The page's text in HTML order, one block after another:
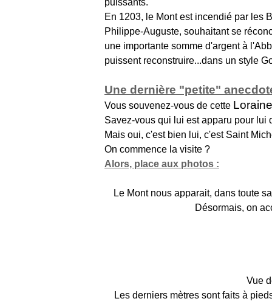
puissants.
En 1203, le Mont est incendié par les
Philippe-Auguste, souhaitant se
une importante somme d'argent à
puissent reconstruire...dans un style
Une dernière "petite"
Vous souvenez-vous de cette
Savez-vous qui lui est apparu pour lui
Mais oui, c'est bien lui, c'est Saint
On commence la visite ?
Alors, place aux photos :
Le Mont nous apparait, dans toute
Désormais, on
Vue
Les derniers mètres sont faits à